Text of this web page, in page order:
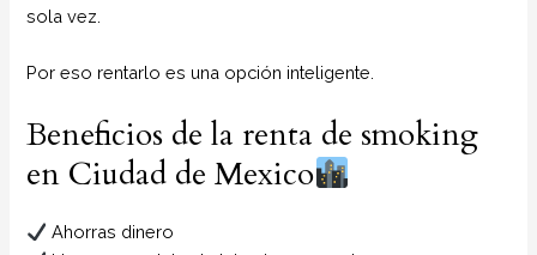
sola vez.
Por eso rentarlo es una opción inteligente.
Beneficios de la renta de smoking
en Ciudad de Mexico
Ahorras dinero